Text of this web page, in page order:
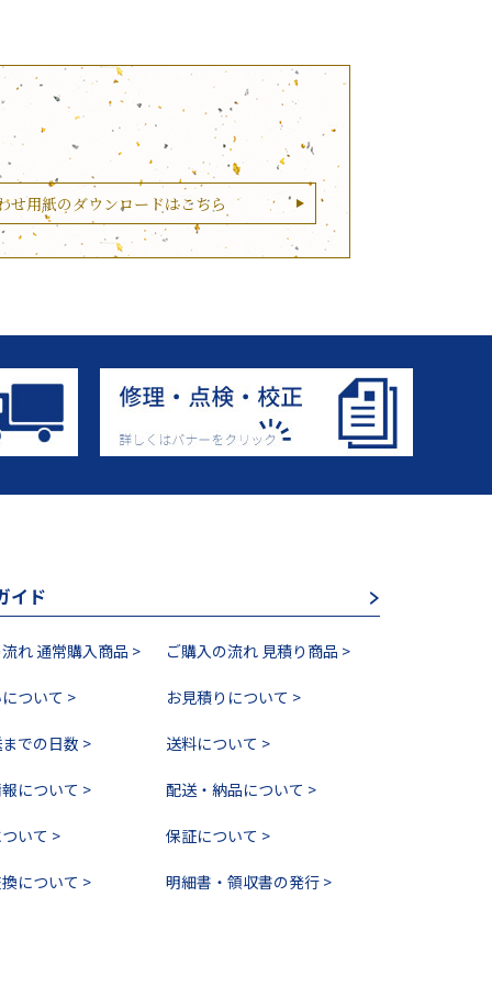
せ用紙のダウンロードはこちら
イド
れ 通常購入商品 > ご購入の流れ 見積り商品 >
ついて > お見積りについて >
での日数 > 送料について >
について > 配送・納品について >
いて > 保証について >
について > 明細書・領収書の発行 >